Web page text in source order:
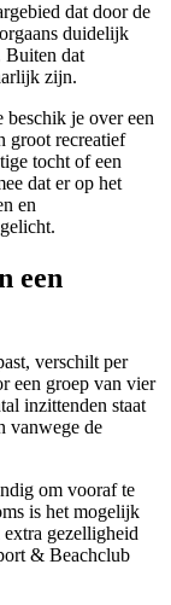
dat door de
duidelijk
Buiten dat
zijn.
je over een
groot recreatief
tocht of een
dat er op het
en
een
verschilt per
een groep van vier
inzittenden staat
vanwege de
om vooraf te
is het mogelijk
gezelligheid
& Beachclub